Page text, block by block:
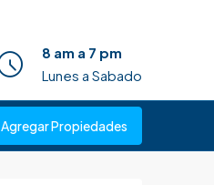
8 am a 7 pm
Lunes a Sabado
Agregar Propiedades